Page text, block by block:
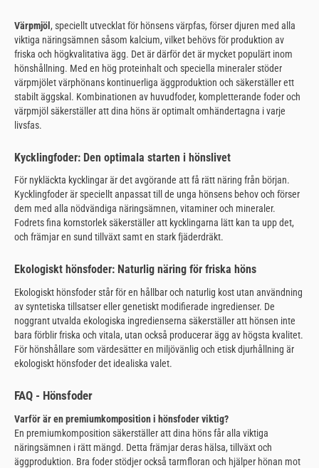
Värpmjöl , speciellt utvecklat för hönsens värpfas, förser djuren med alla
viktiga näringsämnen såsom kalcium, vilket behövs för produktion av
friska och högkvalitativa ägg. Det är därför det är mycket populärt inom
hönshållning. Med en hög proteinhalt och speciella mineraler stöder
värpmjölet värphönans kontinuerliga äggproduktion och säkerställer ett
stabilt äggskal. Kombinationen av huvudfoder, kompletterande foder och
värpmjöl säkerställer att dina höns är optimalt omhändertagna i varje
livsfas.
Kycklingfoder: Den optimala starten i hönslivet
För nykläckta kycklingar är det avgörande att få rätt näring från början.
Kycklingfoder är speciellt anpassat till de unga hönsens behov och förser
dem med alla nödvändiga näringsämnen, vitaminer och mineraler.
Fodrets fina kornstorlek säkerställer att kycklingarna lätt kan ta upp det,
och främjar en sund tillväxt samt en stark fjäderdräkt.
Ekologiskt hönsfoder: Naturlig näring för friska höns
Ekologiskt hönsfoder står för en hållbar och naturlig kost utan användning
av syntetiska tillsatser eller genetiskt modifierade ingredienser. De
noggrant utvalda ekologiska ingredienserna säkerställer att hönsen inte
bara förblir friska och vitala, utan också producerar ägg av högsta kvalitet.
För hönshållare som värdesätter en miljövänlig och etisk djurhållning är
ekologiskt hönsfoder det idealiska valet.
FAQ - Hönsfoder
Varför är en premiumkomposition i hönsfoder viktig?
En premiumkomposition säkerställer att dina höns får alla viktiga
näringsämnen i rätt mängd. Detta främjar deras hälsa, tillväxt och
äggproduktion. Bra foder stödjer också tarmfloran och hjälper hönan mot